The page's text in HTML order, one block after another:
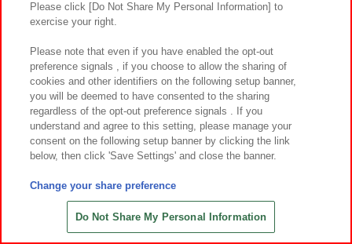
モンチッチ 超BIGぬいぐるみ3
2026年7月第5週～登場
じいさんとアザラシ クリオネBIGぬ
Please click [Do Not Share My Personal Information] to
exercise your right.
Please note that even if you have enabled the opt-out
preference signals , if you choose to allow the sharing of
cookies and other identifiers on the following setup banner,
you will be deemed to have consented to the sharing
regardless of the opt-out preference signals . If you
understand and agree to this setting, please manage your
consent on the following setup banner by clicking the link
below, then click 'Save Settings' and close the banner.
Change your share preference
Do Not Share My Personal Information